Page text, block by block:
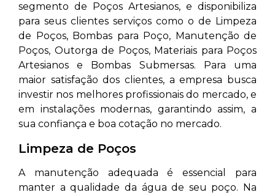
segmento de Poços Artesianos, e disponibiliza
para seus clientes serviços como o de Limpeza
de Poços, Bombas para Poço, Manutenção de
Poços, Outorga de Poços, Materiais para Poços
Artesianos e Bombas Submersas. Para uma
maior satisfação dos clientes, a empresa busca
investir nos melhores profissionais do mercado, e
em instalações modernas, garantindo assim, a
sua confiança e boa cotação no mercado.
Limpeza de Poços
A manutenção adequada é essencial para
manter a qualidade da água de seu poço. Na